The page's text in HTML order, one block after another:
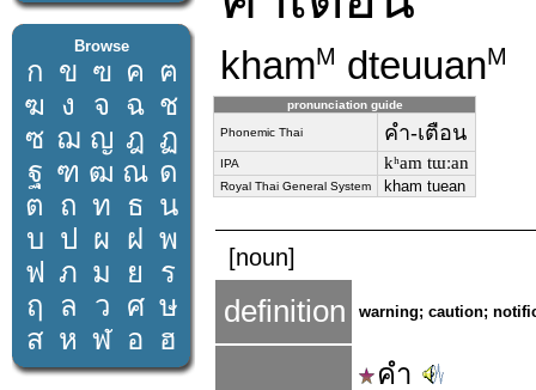
Browse
ก ข ฃ ค ฅ
ฆ ง จ ฉ ช
ซ ฌ ญ ฎ ฏ
ฐ ฑ ฒ ณ ด
ต ถ ท ธ น
บ ป ผ ฝ พ
ฟ ภ ม ย
ร
ฤ
ล ว ศ ษ
ส ห ฬ อ ฮ
khamM dteuuanM
pronunciation guide
Phonemic Thai คำ-เตือน
IPA kʰam tɯːan
Royal Thai General System kham tuean
[noun]
definition warning; caution;
คำ